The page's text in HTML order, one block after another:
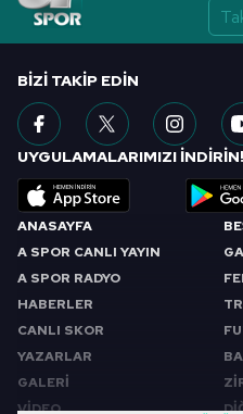
ANASAYFA
A SPOR CANLI YAYIN
A SPOR RADYO
HABERLER
CANLI SKOR
YAZARLAR
GALERİ
VİDEO
BIZI TAKIP EDIN
UYGULAMALARIMIZI İNDİRİN!